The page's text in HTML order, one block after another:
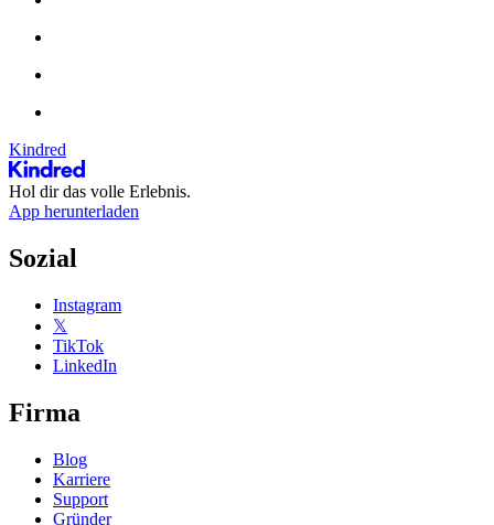
Kindred
Hol dir das volle Erlebnis.
App herunterladen
Sozial
Instagram
𝕏
TikTok
LinkedIn
Firma
Blog
Karriere
Support
Gründer